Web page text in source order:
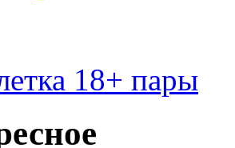
18+ пары